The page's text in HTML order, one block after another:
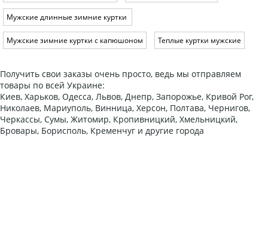
Мужские длинные зимние куртки
Мужские зимние куртки с капюшоном Теплые куртки мужские
Получить свои заказы очень просто, ведь мы отправляем
товары по всей Украине:
Киев, Харьков, Одесса, Львов, Днепр, Запорожье, Кривой Рог,
Николаев, Мариуполь, Винница, Херсон, Полтава, Чернигов,
Черкассы, Сумы, Житомир, Кропивницкий, Хмельницкий,
Бровары, Борисполь, Кременчуг и другие города